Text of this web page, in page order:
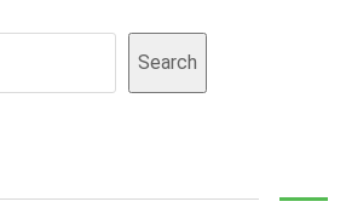
Search